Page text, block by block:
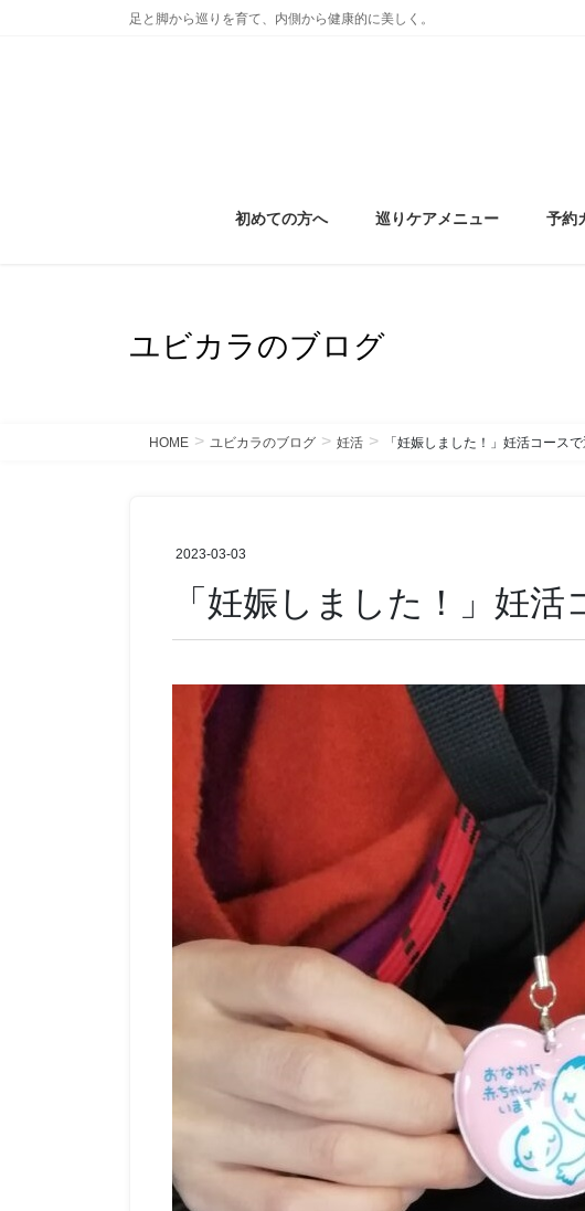
足と脚から巡りを育て、内側から健康的に美しく。
初めての方へ 巡りケアメニュー 予約
ユビカラのブログ
HOME ユビカラのブログ 妊活 「妊娠しました！」妊活コース
2023-03-03
「妊娠しました！」